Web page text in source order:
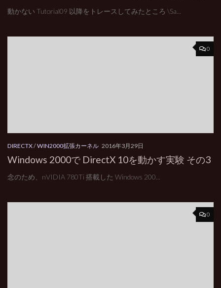
動かない Tutorial09 以降をトレースしてみたところ \Sa...
0
DIRECTX/WIN2000拡張カーネル 2016年3月29日
Windows 2000で DirectX 10を動かす実験 その3
念のため、nVIDIA 780Ti 搭載した Windows 200...
0